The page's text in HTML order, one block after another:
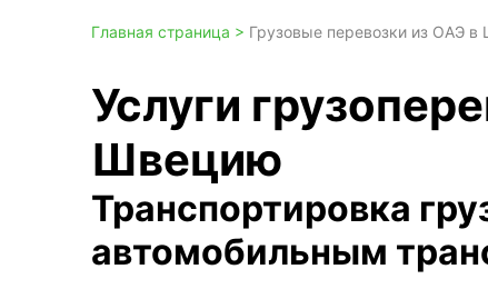
Главная страница > Грузовые перевозки из ОАЭ
Услуги
Швецию
Транспортировка
автомобильным